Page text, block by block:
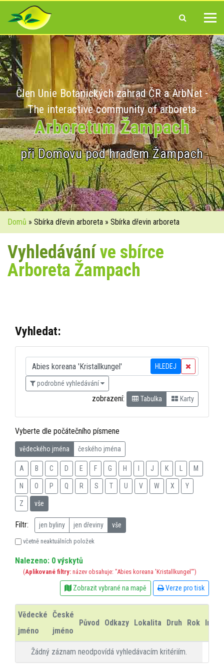
Člen Unie Botanických zahrad ČR a ArbNet -
The interactive community of arboreta
Arboretum Žampach
při Domovu pod hradem Žampach
Domů » Sbírka dřevin arboreta » Sbírka dřevin arboreta
Vyhledáváníve sbírce
Arboreta Žampach
Vyhledat:
HLEDEJ
podrobné vyhledávání
zobrazení: Tabulka Karty
Vyberte dle počátečního písmene
vědeckého jména českého jména
A B C D E F G H J K M
N O P Q R S T U V W X Y
Z vše
Filtr: jen byliny jen dřeviny vše
včetně neaktuálních položek
Nalezeno: 0 výskytů
(Aplikované filtry: název obsahuje: "Abies koreana 'Kristallkungel'")
Zobrazit vybrané na mapě Verze pro tisk
Vědecké
jméno
České
jméno
Původ Odkazy Lokalita Druh Rok Info
Žádný záznam neodpovídá vyhledávacím kritériím.